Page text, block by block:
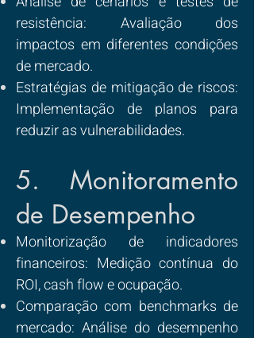
resistência: Avaliação dos
impactos em diferentes condições
de mercado.
Estratégias de mitigação de riscos:
Implementação de planos para
reduzir as vulnerabilidades.
5. Monitoramento
de Desempenho
Monitorização de indicadores
financeiros: Medição contínua do
ROI, cash flow e ocupação.
Comparação com benchmarks de
mercado: Análise do desempenho